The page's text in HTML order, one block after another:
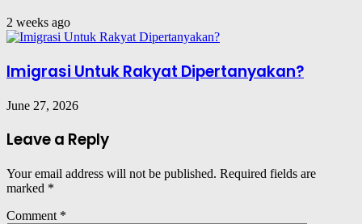
2 weeks ago
Imigrasi Untuk Rakyat Dipertanyakan?
June 27, 2026
Leave a Reply
Your email address will not be published. Required fields are
marked *
Comment *